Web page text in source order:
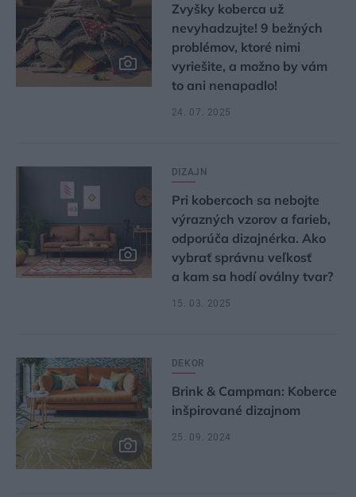
Zvyšky koberca už
nevyhadzujte! 9 bežných
problémov, ktoré nimi
vyriešite, a možno by vám
to ani nenapadlo!
24. 07. 2025
DIZAJN
Pri kobercoch sa nebojte
výrazných vzorov a farieb,
odporúča dizajnérka. Ako
vybrať správnu veľkosť
a kam sa hodí oválny tvar?
15. 03. 2025
DEKOR
Brink & Campman: Koberce
inšpirované dizajnom
25. 09. 2024